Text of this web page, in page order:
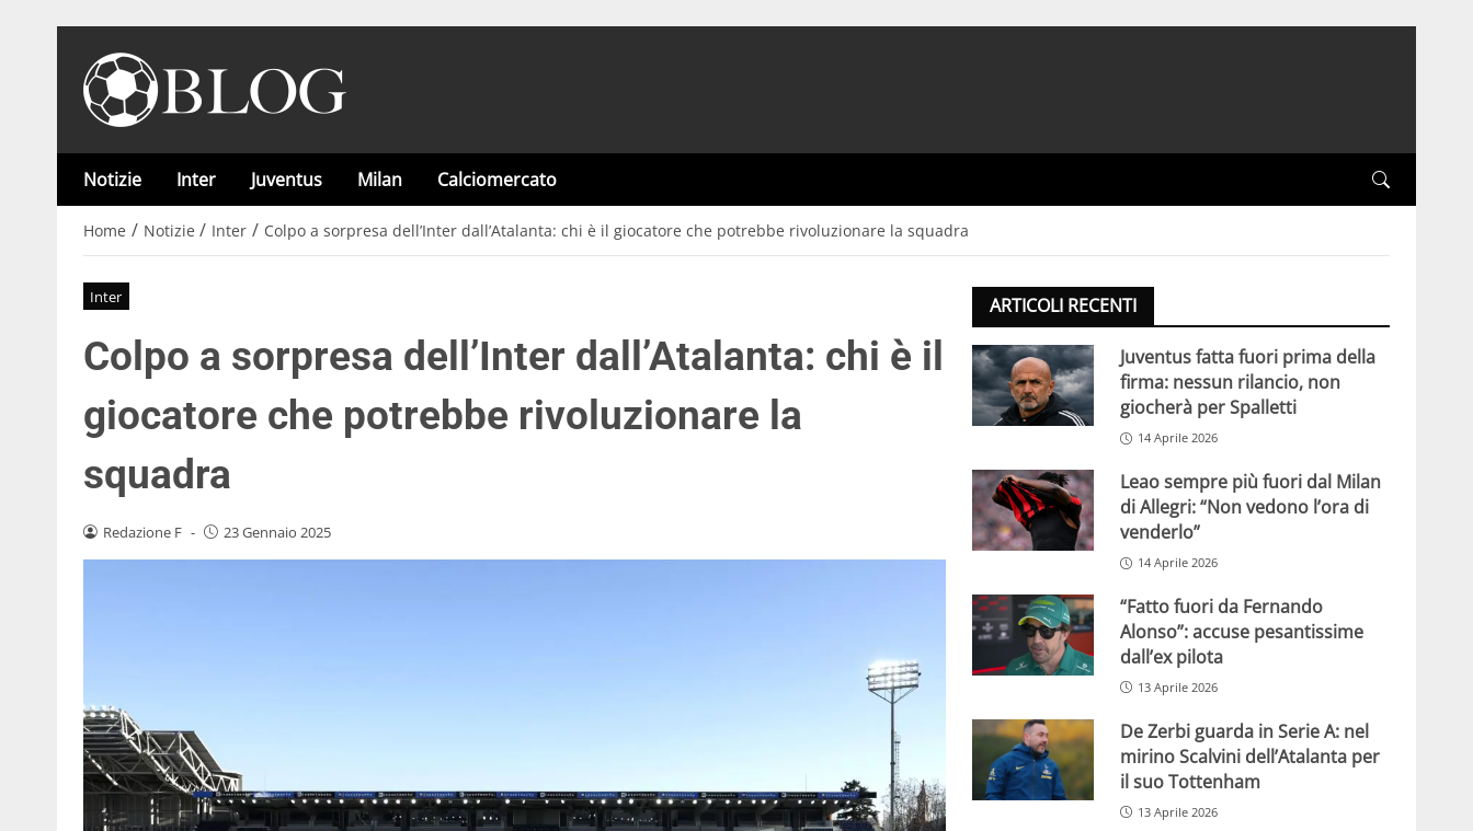
Notizie Inter Juventus Milan Calciomercato
Home / Notizie / Inter / Colpo a sorpresa dell’Inter dall’Atalanta: chi è il giocatore che potrebbe rivoluzionare la squadra
Inter
Colpo a sorpresa dell’Inter dall’Atalanta: chi è il
giocatore che potrebbe rivoluzionare la
squadra
Redazione F - 23 Gennaio 2025
ARTICOLI RECENTI
Juventus fatta fuori prima della
firma: nessun rilancio, non
giocherà per Spalletti
14 Aprile 2026
Leao sempre più fuori dal Milan
di Allegri: “Non vedono l’ora di
venderlo”
14 Aprile 2026
“Fatto fuori da Fernando
Alonso”: accuse pesantissime
dall’ex pilota
13 Aprile 2026
De Zerbi guarda in Serie A: nel
mirino Scalvini dell’Atalanta per
il suo Tottenham
13 Aprile 2026